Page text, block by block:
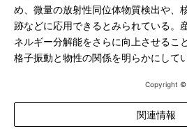
め、微量の放射性同位体物質検出や、
跡などに応用できるとみられている。
ネルギー分解能をさらに向上させるこ
格子振動と物性の関係を明らかにして
Copyright ©
関連情報